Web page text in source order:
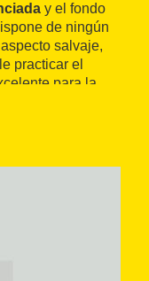
y el fondo
de ningún
salvaje,
practicar el
para la
curiosos puentes